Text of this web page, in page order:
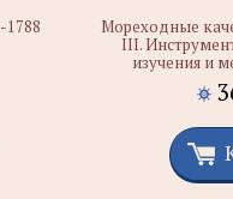
1788
Мореходные
III.
изучения и
мореходных